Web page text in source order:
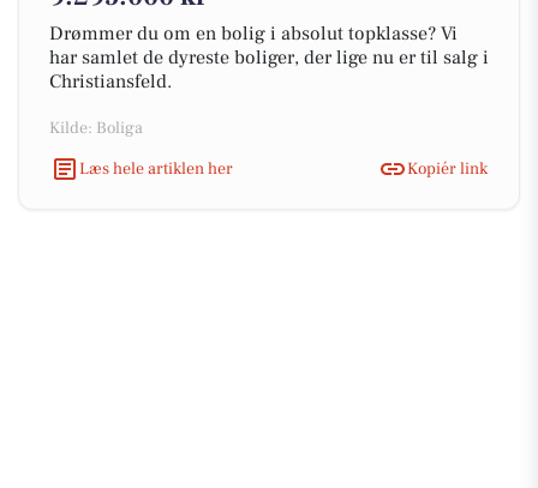
Drømmer du om en bolig i absolut topklasse? Vi
har samlet de dyreste boliger, der lige nu er til salg i
Christiansfeld.
Kilde: Boliga
Læs hele artiklen her
Kopiér link